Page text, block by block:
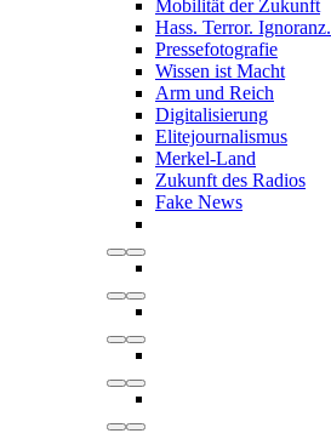
Mobilität der Zukunft
Hass. Terror. Ignoranz.
Pressefotografie
Wissen ist Macht
Arm und Reich
Digitalisierung
Elitejournalismus
Merkel-Land
Zukunft des Radios
Fake News